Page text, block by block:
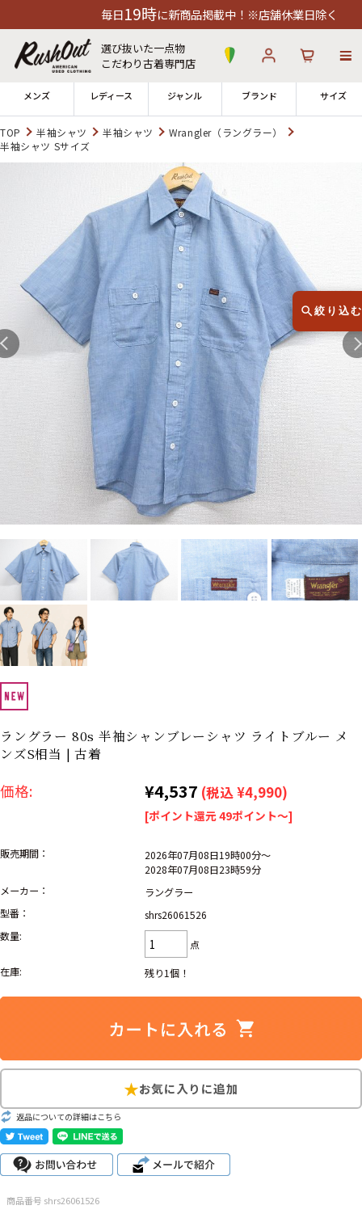
に新商品掲載中！※店舗休業日除く
選び抜いた一点物
こだわり古着専門店
メンズ レディース ジャンル ブランド サイズ
ログイン
全国7店舗・公式通販の比較
発送について 12時までのご注文で当日出荷！
※対応不可：日祝、長期休暇、セール
Search by Hotword 今週のHOTワード（7/29〜8/4）
Tシャツ USA製 映画 ミリタリー 4 スターウォーズ
ラルフローレン 大きいサイズ アニメ 8 ディズニー
Search by Brandブランドから探す
ラルフ ローレン ザ・ノース・フェイ
ス
チャンピオン
カーハート
リーバイス ック
マ行 ラ行
アイテムから探す
スウェット
半袖シャツ
パンツ レディース 子供服
Search by Particularこだわりから探す
Search by Size サイズから探す（メンズ）
ジャケット
TOP 半袖シャツ 半袖シャツ
Wrangler（ラングラー）
半袖シャツ Sサイズ
ラングラー 80s 半袖シャンブレーシャツ ライトブルー メ
ンズS相当 | 古着
価格: ¥4,537 (税込 ¥4,990)
[ポイント還元 49ポイント～]
販売期間：
2026年07月08日19時00分～
2028年07月08日23時59分
メーカー：
ラングラー
型番：
shrs26061526
数量:
点
在庫:
残り1個！
返品についての詳細はこちら
商品番号 shrs26061526
絞り込む